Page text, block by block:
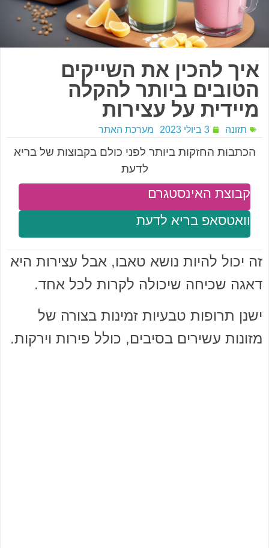
איך להכין את השייקים
הטובים ביותר להקלה
מיידית על עצירות
תזונה 3 ביולי 2023 מערכת האתר
הכתבות החזקות ביותר לפני כולם בקבוצות של בריא
לדעת
וואטסאפ בריא לדעת
קבוצת האינסטגרם
זה יכול להיות נושא טאבו, אבל עצירות היא
דאגה שכיחה שיכולה לקרות לכל אחד.
ישנן תרופות טבעיות זמינות בצורה של
מזונות עשירים בסיבים, כולל פירות וירקות.